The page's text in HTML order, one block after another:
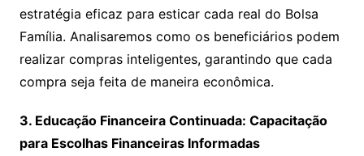
estratégia eficaz para esticar cada real do Bolsa
Família. Analisaremos como os beneficiários podem
realizar compras inteligentes, garantindo que cada
compra seja feita de maneira econômica.
3. Educação Financeira Continuada: Capacitação
para Escolhas Financeiras Informadas